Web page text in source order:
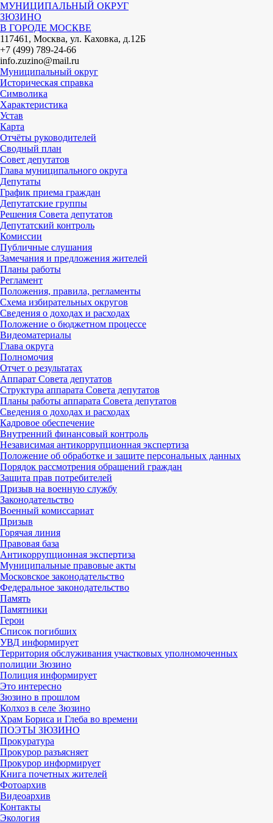
МУНИЦИПАЛЬНЫЙ ОКРУГ
ЗЮЗИНО
В ГОРОДЕ МОСКВЕ
117461, Москва, ул. Каховка, д.12Б
+7 (499) 789-24-66
info.zuzino@mail.ru
Муниципальный округ
Историческая справка
Символика
Характеристика
Устав
Карта
Отчёты руководителей
Сводный план
Совет депутатов
Глава муниципального округа
Депутаты
График приема граждан
Депутатские группы
Решения Совета депутатов
Депутатский контроль
Комиссии
Публичные слушания
Замечания и предложения жителей
Планы работы
Регламент
Положения, правила, регламенты
Схема избирательных округов
Сведения о доходах и расходах
Положение о бюджетном процессе
Видеоматериалы
Глава округа
Полномочия
Отчет о результатах
Аппарат Совета депутатов
Структура аппарата Совета депутатов
Планы работы аппарата Совета депутатов
Сведения о доходах и расходах
Кадровое обеспечение
Внутренний финансовый контроль
Независимая антикоррупционная экспертиза
Положение об обработке и защите персональных данных
Порядок рассмотрения обращений граждан
Защита прав потребителей
Призыв на военную службу
Законодательство
Военный комиссариат
Призыв
Горячая линия
Правовая база
Антикоррупционная экспертиза
Муниципальные правовые акты
Московское законодательство
Федеральное законодательство
Память
Памятники
Герои
Список погибших
УВД информирует
Территория обслуживания участковых уполномоченных
полиции Зюзино
Полиция информирует
Это интересно
Зюзино в прошлом
Колхоз в селе Зюзино
Храм Бориса и Глеба во времени
ПОЭТЫ ЗЮЗИНО
Прокуратура
Прокурор разъясняет
Прокурор информирует
Книга почетных жителей
Фотоархив
Видеоархив
Контакты
Экология